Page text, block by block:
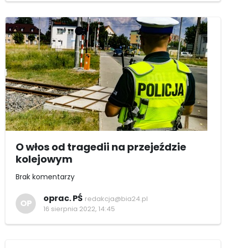
O włos od tragedii na przejeździe
kolejowym
Brak komentarzy
OP oprac. PŚ redakcja@bia24.pl
16 sierpnia 2022, 14:45